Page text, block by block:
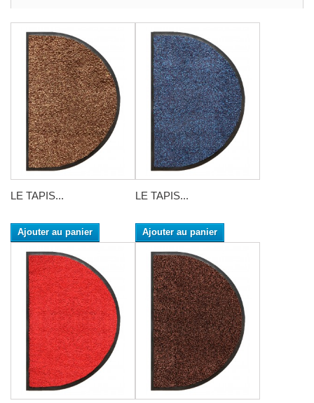
LE TAPIS...
Ajouter au panier
LE TAPIS...
Ajouter au panier